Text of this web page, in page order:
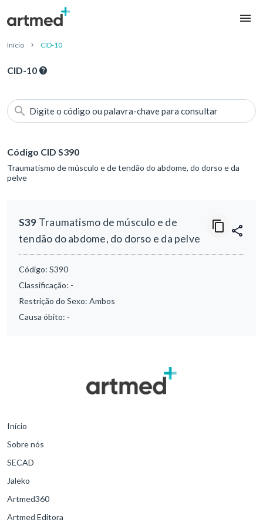
Início CID-10
CID-10
Digite o código ou palavra-chave para consultar
Código CID S390
Traumatismo de músculo e de tendão do abdome, do dorso e da
pelve
S39 Traumatismo de músculo e de
tendão do abdome, do dorso e da pelve
Código: S390
Classificação: -
Restrição do Sexo: Ambos
Causa óbito: -
Início
Sobre nós
SECAD
Jaleko
Artmed360
Artmed Editora